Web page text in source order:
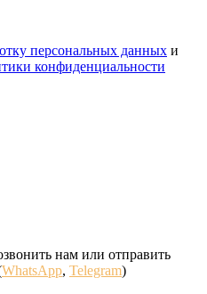
персональных данных и
конфиденциальности
нам или отправить
WhatsApp, Telegram)